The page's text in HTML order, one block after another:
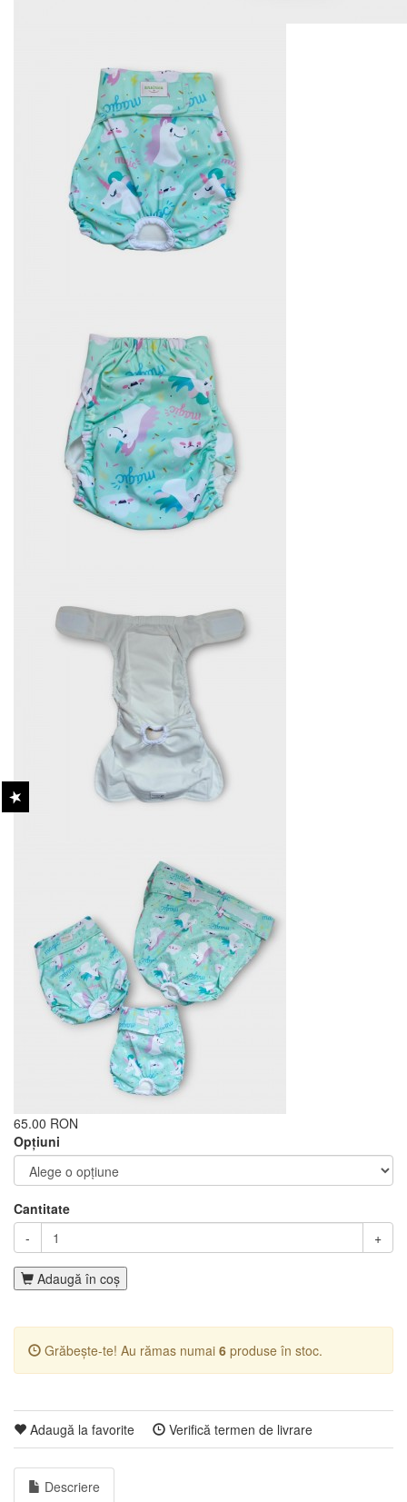
65.00 RON
Opţiuni
Cantitate
-
+
Adaugă în coş
Grăbește-te! Au rămas numai 6 produse în stoc.
Adaugă la favorite Verifică termen de livrare
Descriere